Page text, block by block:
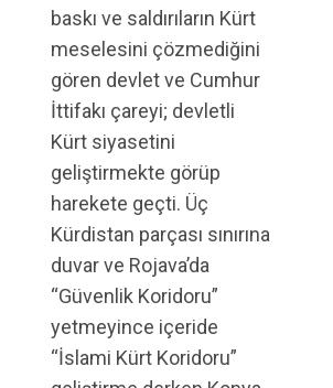
baskı ve saldırıların Kürt
meselesini çözmediğini
gören devlet ve Cumhur
İttifakı çareyi; devletli
Kürt siyasetini
geliştirmekte görüp
harekete geçti. Üç
Kürdistan parçası sınırına
duvar ve Rojava’da
“Güvenlik Koridoru”
yetmeyince içeride
“İslami Kürt Koridoru”